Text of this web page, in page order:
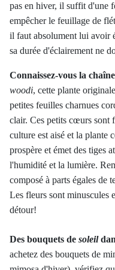
pas en hiver, il suffit d'une
empêcher le feuillage de
il faut absolument lui avoir
sa durée d'éclairement ne
Connaissez-vous la
woodi, cette plante
petites feuilles charnues
clair. Ces petits cœurs sont
culture est aisé et la plante
prospère et émet des tiges
l'humidité et la lumière.
composé à parts égales de
Les fleurs sont minuscules
détour!
Des bouquets de soleil
achetez des bouquets de